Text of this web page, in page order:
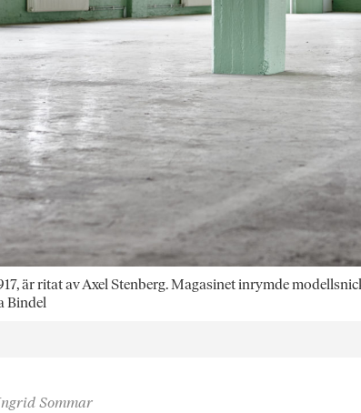
är ritat av Axel Stenberg. Magasinet inrymde
Bindel
Sommar